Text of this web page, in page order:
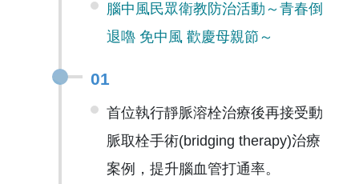
腦中風民眾衛教防治活動～青春倒
退嚕 免中風 歡慶母親節～
01
首位執行靜脈溶栓治療後再接受動
脈取栓手術(bridging therapy)治療
案例，提升腦血管打通率。